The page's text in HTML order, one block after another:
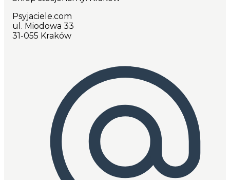
Psyjaciele.com
ul. Miodowa 33
31-055 Kraków